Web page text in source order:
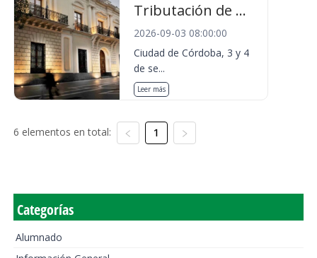
Tributación de ...
2026-09-03 08:00:00
Ciudad de Córdoba, 3 y 4
de se...
Leer más
6 elementos en total: 1
Categorías
Alumnado